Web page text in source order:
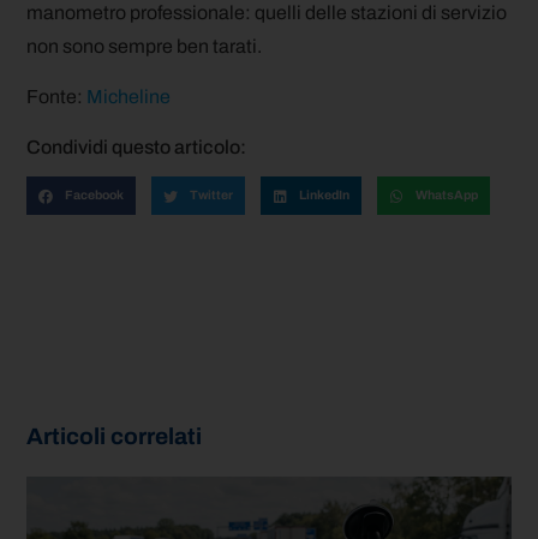
manometro professionale: quelli delle stazioni di servizio
non sono sempre ben tarati.
Fonte: Micheline
Condividi questo articolo:
Facebook Twitter LinkedIn WhatsApp
Articoli correlati